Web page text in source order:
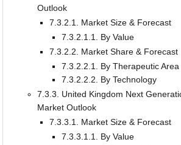
Outlook
7.3.2.1. Market Size & Forecast
7.3.2.1.1. By Value
7.3.2.2. Market Share & Forecast
7.3.2.2.1. By Therapeutic Area
7.3.2.2.2. By Technology
7.3.3. United Kingdom Next
Market Outlook
7.3.3.1. Market Size & Forecast
7.3.3.1.1. By Value